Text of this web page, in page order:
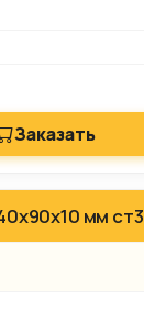
Заказать
мм ст3